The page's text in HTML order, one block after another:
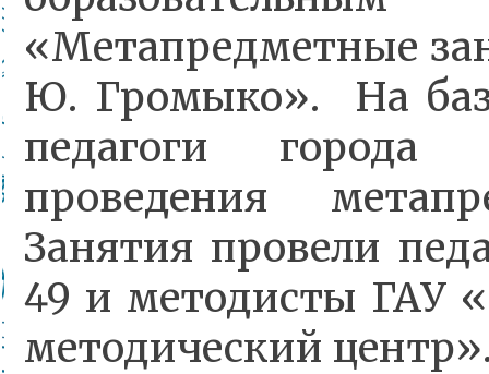
«Метапредметные
Ю. Громыко». На
педагоги города
проведения
Занятия провели
49 и методисты ГАУ
методический